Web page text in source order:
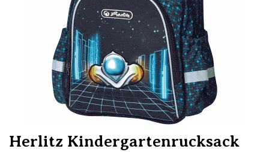
Herlitz Kindergartenrucksack